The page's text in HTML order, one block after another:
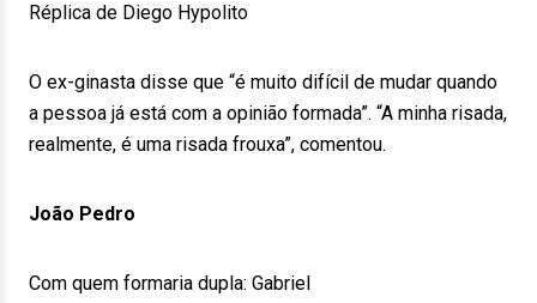
Réplica de Diego Hypolito
O ex-ginasta disse que “é muito difícil de mudar quando
a pessoa já está com a opinião formada”. “A minha risada,
realmente, é uma risada frouxa”, comentou.
João Pedro
Com quem formaria dupla: Gabriel